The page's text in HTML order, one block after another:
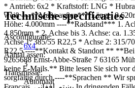
* Antrieb: 6x2 * Kraftstoff: LNG *
weiß ----**Maße außen*** Länge:
Höhe: 4.000mm ----**Radstand*** 1.
4.850mm * 2. Achse bis 3. Achse: ca.
Achse 1: 385/55 R22,5 * Achse 2: 315/
R22,5 ----**Kontakt & Standort ** **Bei
9265688 Ernst-Abbe-Straße 7 63165
keine E-Mails.** Bitte lesen Sie sich vor
sorgfältig durch.----**Sprachen ** Wir
Technische specificaties
Asconfiguratie:
6x4
Aantal assen:
3
Transmissie:
Automaat